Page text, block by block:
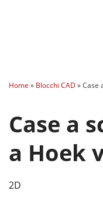
Home » Blocchi CAD »Case
Case a
a Hoek
2D